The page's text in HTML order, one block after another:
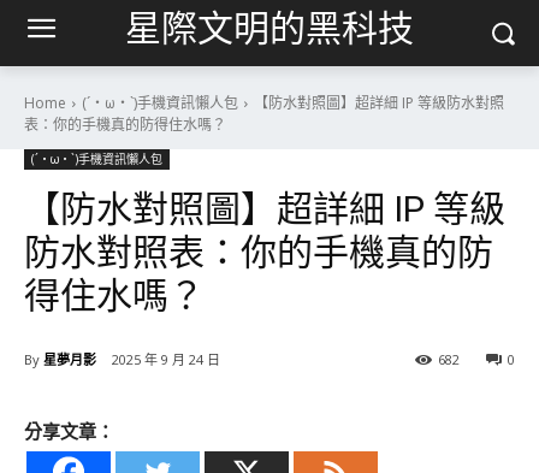
星際文明的黑科技
Home (´・ω・`)手機資訊懶人包
【防水對照圖】超詳細 IP 等級防水對照
表：你的手機真的防得住水嗎？
(´・ω・`)手機資訊懶人包
【防水對照圖】超詳細 IP 等級
防水對照表：你的手機真的防
得住水嗎？
By 星夢月影 2025 年 9 月 24 日 0
682
分享文章：